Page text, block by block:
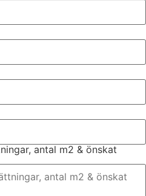
antal m2 & önskat